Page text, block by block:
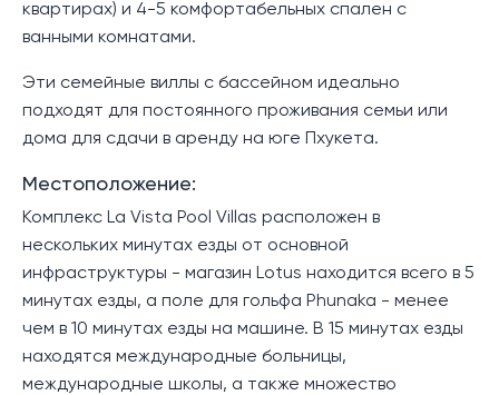
квартирах) и 4-5 комфортабельных спален с
ванными комнатами.
Эти семейные виллы с бассейном идеально
подходят для постоянного проживания семьи или
дома для сдачи в аренду на юге Пхукета.
Местоположение:
Комплекс La Vista Pool Villas расположен в
нескольких минутах езды от основной
инфраструктуры - магазин Lotus находится всего в 5
минутах езды, а поле для гольфа Phunaka - менее
чем в 10 минутах езды на машине. В 15 минутах езды
находятся международные больницы,
международные школы, а также множество